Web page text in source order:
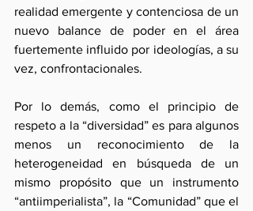
realidad emergente y contenciosa de un
nuevo balance de poder en el área
fuertemente influido por ideologías, a su
vez, confrontacionales.
Por lo demás, como el principio de
respeto a la “diversidad” es para algunos
menos un reconocimiento de la
heterogeneidad en búsqueda de un
mismo propósito que un instrumento
“antiimperialista”, la “Comunidad” que el